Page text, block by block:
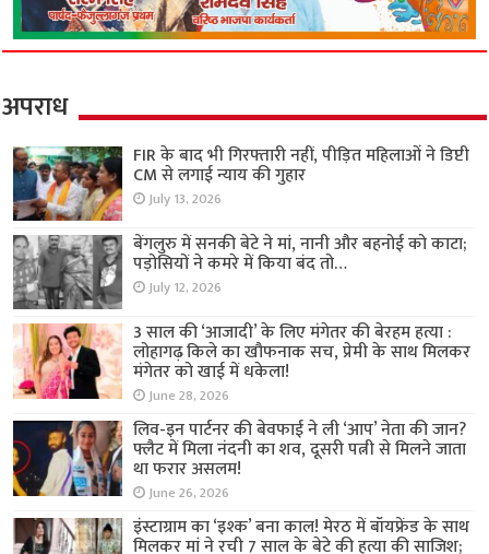
अपराध
FIR के बाद भी गिरफ्तारी नहीं, पीड़ित महिलाओं ने डिप्टी
CM से लगाई न्याय की गुहार
July 13, 2026
बेंगलुरु में सनकी बेटे ने मां, नानी और बहनोई को काटा;
पड़ोसियों ने कमरे में किया बंद तो…
July 12, 2026
3 साल की ‘आजादी’ के लिए मंगेतर की बेरहम हत्या :
लोहागढ़ किले का खौफनाक सच, प्रेमी के साथ मिलकर
मंगेतर को खाई में धकेला!
June 28, 2026
लिव-इन पार्टनर की बेवफाई ने ली ‘आप’ नेता की जान?
फ्लैट में मिला नंदनी का शव, दूसरी पत्नी से मिलने जाता
था फरार असलम!
June 26, 2026
इंस्टाग्राम का ‘इश्क’ बना काल! मेरठ में बॉयफ्रेंड के साथ
मिलकर मां ने रची 7 साल के बेटे की हत्या की साजिश;